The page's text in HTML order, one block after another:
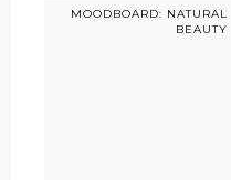
MOODBOARD: NATURAL
BEAUTY